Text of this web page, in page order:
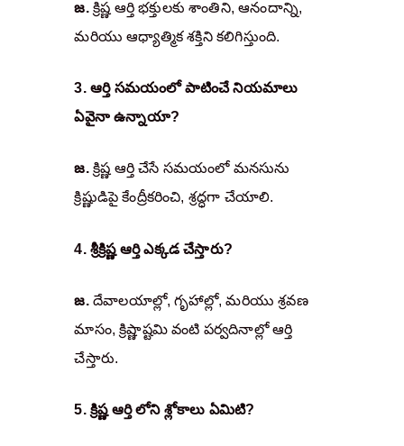
జ. క్రిష్ణ ఆర్తి భక్తులకు శాంతిని, ఆనందాన్ని,
మరియు ఆధ్యాత్మిక శక్తిని కలిగిస్తుంది.
3. ఆర్తి సమయంలో పాటించే నియమాలు
ఏవైనా ఉన్నాయా?
జ. క్రిష్ణ ఆర్తి చేసే సమయంలో మనసును
క్రిష్ణుడిపై కేంద్రీకరించి, శ్రద్ధగా చేయాలి.
4. శ్రీక్రిష్ణ ఆర్తి ఎక్కడ చేస్తారు?
జ. దేవాలయాల్లో, గృహాల్లో, మరియు శ్రవణ
మాసం, క్రిష్ణాష్టమి వంటి పర్వదినాల్లో ఆర్తి
చేస్తారు.
5. క్రిష్ణ ఆర్తి లోని శ్లోకాలు ఏమిటి?